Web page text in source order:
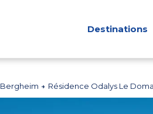
Destinations
Bergheim Résidence Odalys Le